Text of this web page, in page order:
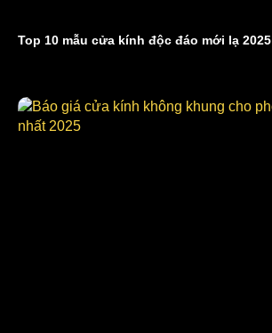
Top 10 mẫu cửa kính độc đáo mới lạ 2025